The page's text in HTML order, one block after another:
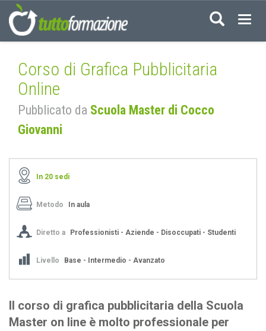
Corso di Grafica Pubblicitaria
Online
Pubblicato da Scuola Master di Cocco
Giovanni
In 20 sedi
Metodo In aula
Diretto a Professionisti - Aziende - Disoccupati - Studenti
Livello Base - Intermedio - Avanzato
Il corso di grafica pubblicitaria della Scuola
Master on line è molto professionale per